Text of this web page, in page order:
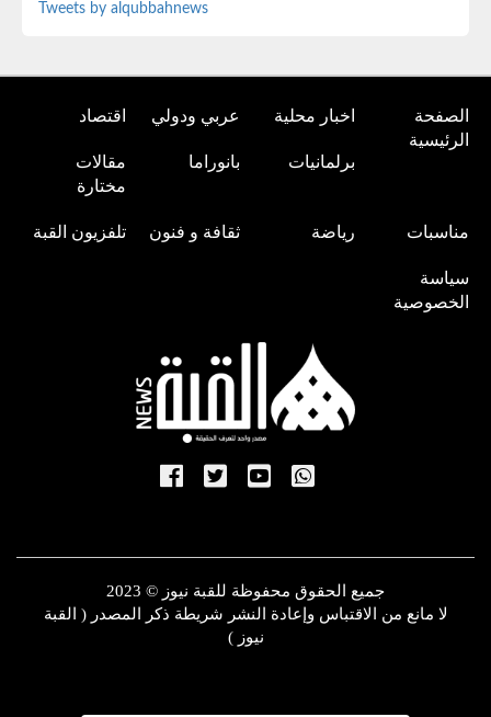
Tweets by alqubbahnews
الصفحة
الرئيسية
اخبار محلية عربي ودولي اقتصاد
برلمانيات بانوراما
مقالات
مختارة
مناسبات رياضة ثقافة و فنون تلفزيون القبة
سياسة
الخصوصية
جميع الحقوق محفوظة للقبة نيوز © 2023
لا مانع من الاقتباس وإعادة النشر شريطة ذكر المصدر ( القبة
نيوز )